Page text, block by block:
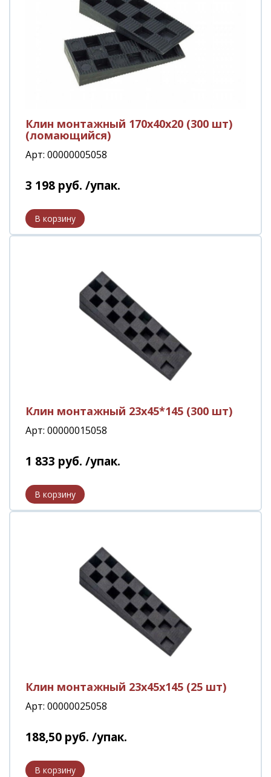
Клин монтажный 170х40х20 (300 шт)
(ломающийся)
Арт: 00000005058
3 198 руб. /упак.
Клин монтажный 23х45*145 (300 шт)
Арт: 00000015058
1 833 руб. /упак.
Клин монтажный 23х45х145 (25 шт)
Арт: 00000025058
188,50 руб. /упак.